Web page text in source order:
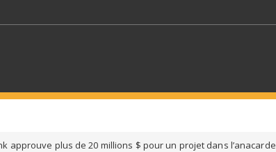
approuve plus de 20 millions $ pour un projet dans l’anacarde